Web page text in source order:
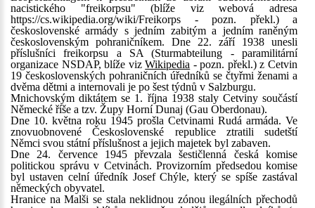
nacistického "freikorpsu" (blíže viz webová adresa
https://cs.wikipedia.org/wiki/Freikorps - pozn. překl.) a
československé armády s jedním zabitým a jedním raněným
československým pohraničníkem. Dne 22. září 1938 unesli
příslušníci freikorpsu a SA (Sturmabteilung - paramilitární
organizace NSDAP, blíže vizWikipedia - pozn. překl.) z Cetvin
19 československých pohraničních úředníků se čtyřmi ženami a
dvěma dětmi a internovali je po šest týdnů v Salzburgu.
Mnichovským diktátem se 1. října 1938 staly Cetviny součástí
Německé říše a tzv. Župy Horní Dunaj (Gau Oberdonau).
Dne 10. května roku 1945 prošla Cetvinami Rudá armáda. Ve
znovuobnovené Československé republice ztratili sudetští
Němci svou státní příslušnost a jejich majetek byl zabaven.
Dne 24. července 1945 převzala šestičlenná česká komise
politickou správu v Cetvinách. Provizorním předsedou komise
byl ustaven celní úředník Josef Chýle, který se spíše zastával
německých obyvatel.
Hranice na Malši se stala neklidnou zónou ilegálních přechodů